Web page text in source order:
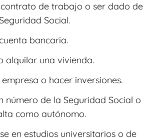
de trabajo o ser dado de
Social.
bancaria.
alquilar una vivienda.
o hacer inversiones.
número de la Seguridad Social o
como autónomo.
en estudios universitarios o de